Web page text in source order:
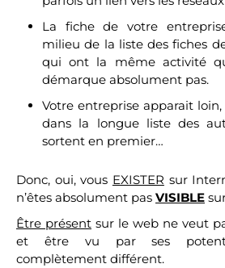
La fiche de votre
milieu de la liste des fiches
qui ont la même activité
démarque absolument pas.
Votre entreprise apparait
dans la longue liste des
sortent en premier…
Donc, oui, vous EXISTER sur
n’êtes absolument pas VISIBLE
Être présent sur le web ne veut
et être vu par ses
complètement différent.